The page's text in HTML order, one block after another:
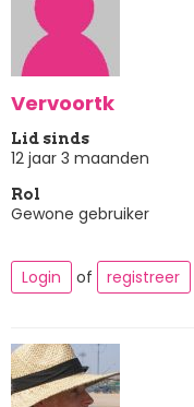
Vervoortk
Lid sinds
12 jaar 3 maanden
Rol
Gewone gebruiker
Login of registreer